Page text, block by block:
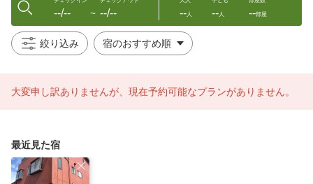
--/-- 〜 --/-- --人 --人 --部屋
絞り込み
大変申し訳ありませんが、現在予約可能なプランがありません。
最近見た宿